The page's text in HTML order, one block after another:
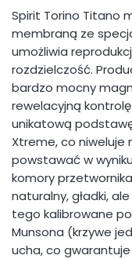
Spirit Torino Titano
membraną ze
umożliwia
rozdzielczość.
bardzo mocny
rewelacyjną
unikatową
Xtreme, co
powstawać w
komory
naturalny, gładki,
tego kalibrowane
Munsona (krzywe
ucha, co gwarantuje